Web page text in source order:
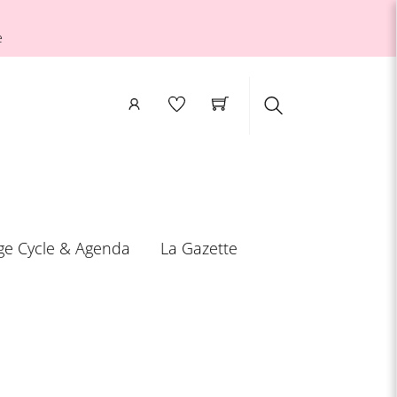
Cycle & Agenda La Gazette